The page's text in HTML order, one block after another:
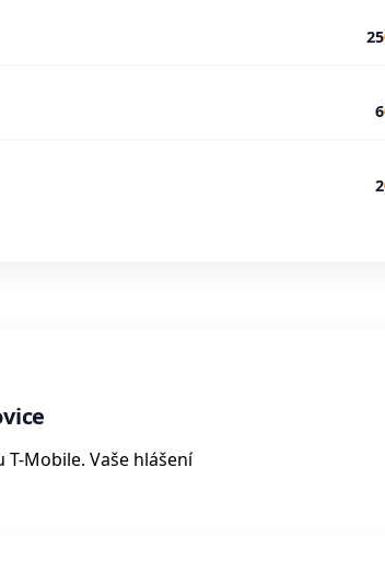
25
6
2
Mobile. Vaše hlášení